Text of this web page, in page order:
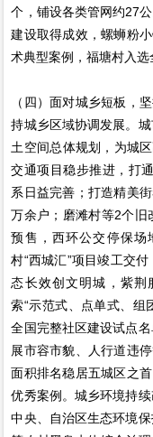
个，铺设各类管网约27
建设取得成效，螺蛳粉
术典型案例，福塘村入选
（四）面对城乡短板，
持城乡区域协调发展。
土空间总体规划，为城
交通项目稳步推进，打
系日益完善；打造精美
万余户；磨滩村等2个旧
预售，西环公交停保场
村“西城汇”项目竣工交
态长效创文明城，紫荆
索“示范式、点单式、
全国完整社区建设试点
展市容市貌、人行道违
面积排名稳居五城区之
优秀案例。城乡环境持
中央、自治区生态环境